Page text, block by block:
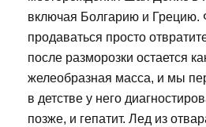
включая Болгарию и Грецию.
продаваться просто
после разморозки остается
желеобразная масса, и мы
в детстве у него
позже, и гепатит. Лед из